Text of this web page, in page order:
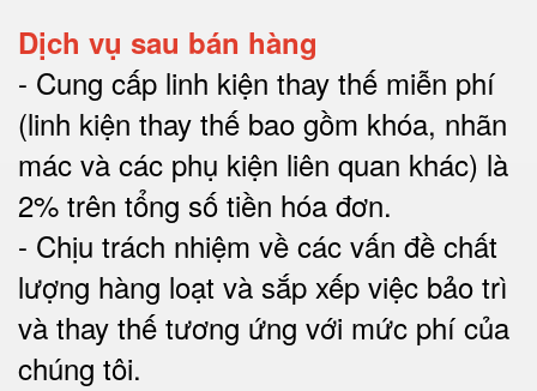
Dịch vụ sau bán hàng
- Cung cấp linh kiện thay thế miễn phí
(linh kiện thay thế bao gồm khóa, nhãn
mác và các phụ kiện liên quan khác) là
2% trên tổng số tiền hóa đơn.
- Chịu trách nhiệm về các vấn đề chất
lượng hàng loạt và sắp xếp việc bảo trì
và thay thế tương ứng với mức phí của
chúng tôi.